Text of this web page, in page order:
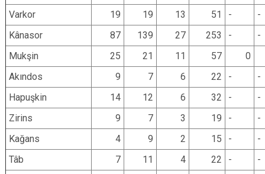
Varkor
19 19 13 51 -
-
Kânasor
87 139 27 253 -
-
Mukşin
25 21 11 57
0
Akındos
9 7 6 22 -
-
Hapuşkin
14 12 6 32 -
-
Zirins
9 7 3 19 -
-
Kağans
4 9 2 15 -
-
Tâb
7 11 4 22 -
-